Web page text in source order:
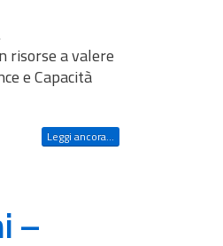
risorse a valere
e Capacità
Leggi ancora...
–